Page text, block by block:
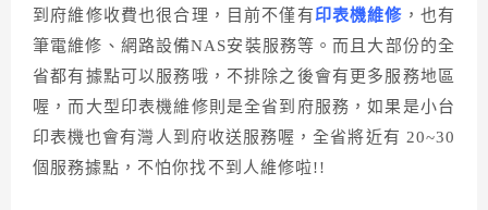
到府維修收費也很合理，目前不僅有印表機維修 ，也有
筆電維修、網路設備NAS安裝服務等。而且大部份的全
省都有據點可以服務哦，不排除之後會有更多服務地區
喔，而大型印表機維修則是全省到府服務，如果是小台
印表機也會有灣人到府收送服務喔，全省將近有 20~30
個服務據點，不怕你找不到人維修啦!!